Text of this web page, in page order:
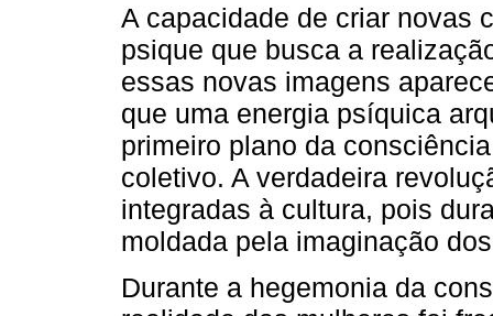
A capacidade de criar novas
psique que busca a
essas novas imagens
que uma energia psíquica
primeiro plano da
coletivo. A verdadeira
integradas à cultura, pois
moldada pela imaginação
Durante a hegemonia da